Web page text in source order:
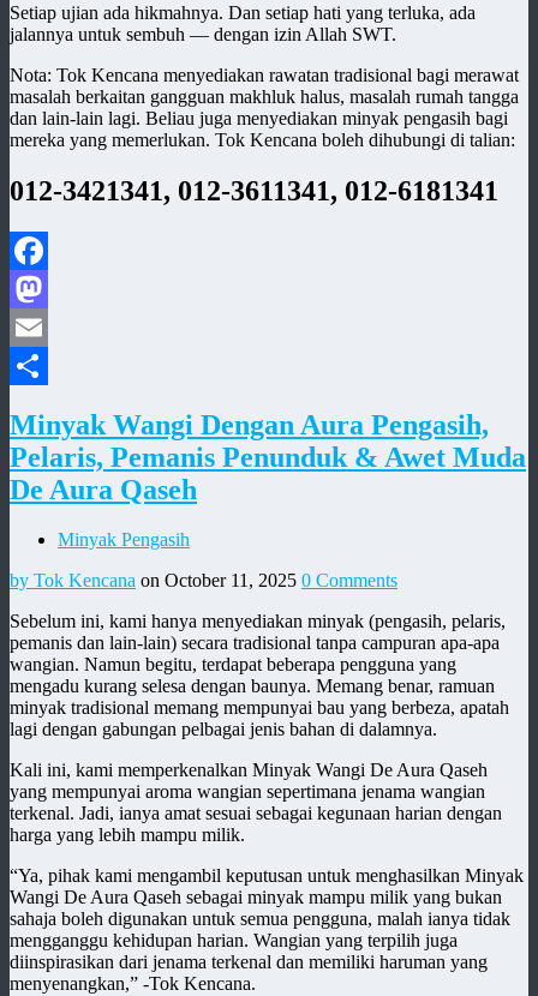
Setiap ujian ada hikmahnya. Dan setiap hati yang terluka, ada
jalannya untuk sembuh — dengan izin Allah SWT.
Nota: Tok Kencana menyediakan rawatan tradisional bagi merawat
masalah berkaitan gangguan makhluk halus, masalah rumah tangga
dan lain-lain lagi. Beliau juga menyediakan minyak pengasih bagi
mereka yang memerlukan. Tok Kencana boleh dihubungi di talian:
012-3421341, 012-3611341, 012-6181341
Facebook
Mastodon
Email
Minyak Wangi Dengan Aura Pengasih,
Pelaris, Pemanis Penunduk & Awet Muda
De Aura Qaseh
Minyak Pengasih
by Tok Kencana on October 11, 2025 0 Comments
Sebelum ini, kami hanya menyediakan minyak (pengasih, pelaris,
pemanis dan lain-lain) secara tradisional tanpa campuran apa-apa
wangian. Namun begitu, terdapat beberapa pengguna yang
mengadu kurang selesa dengan baunya. Memang benar, ramuan
minyak tradisional memang mempunyai bau yang berbeza, apatah
lagi dengan gabungan pelbagai jenis bahan di dalamnya.
Kali ini, kami memperkenalkan Minyak Wangi De Aura Qaseh
yang mempunyai aroma wangian sepertimana jenama wangian
terkenal. Jadi, ianya amat sesuai sebagai kegunaan harian dengan
harga yang lebih mampu milik.
“Ya, pihak kami mengambil keputusan untuk menghasilkan Minyak
Wangi De Aura Qaseh sebagai minyak mampu milik yang bukan
sahaja boleh digunakan untuk semua pengguna, malah ianya tidak
mengganggu kehidupan harian. Wangian yang terpilih juga
diinspirasikan dari jenama terkenal dan memiliki haruman yang
menyenangkan,” -Tok Kencana.